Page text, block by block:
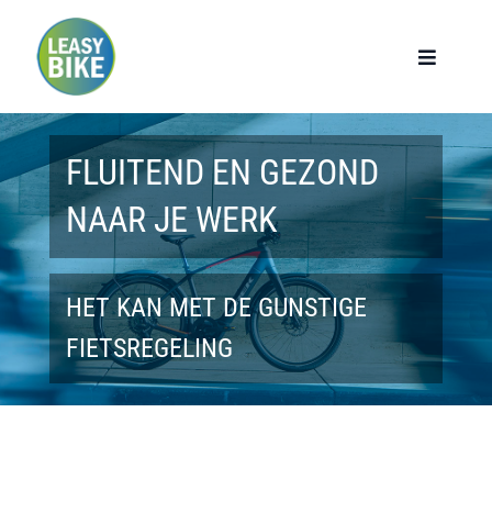
Toggle
Home
Werknemers
Werkgevers
Privé lease
Modellen
FLUITEND EN GEZOND
NAAR JE WERK
HET KAN MET DE GUNSTIGE
FIETSREGELING